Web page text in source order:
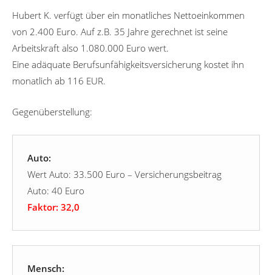
Hubert K. verfügt über ein monatliches Nettoeinkommen
von 2.400 Euro. Auf z.B. 35 Jahre gerechnet ist seine
Arbeitskraft also 1.080.000 Euro wert.
Eine adäquate Berufsunfähigkeitsversicherung kostet ihn
monatlich ab 116 EUR.
Gegenüberstellung:
Auto:
Wert Auto: 33.500 Euro – Versicherungsbeitrag
Auto: 40 Euro
Faktor: 32,0
Mensch: